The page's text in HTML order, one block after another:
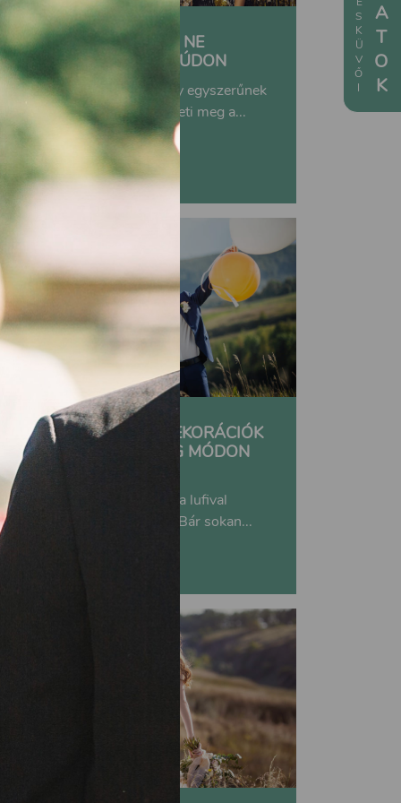
5 DOLOG, AMIT SOHA NE
CSINÁLJ A LÁNYBÚCSÚDON
Hadd tegyünk fel neked egy egyszerűnek
tűnő kérdést: mi különbözteti meg a...
BÁMULATOS LUFIS DEKORÁCIÓK
ESKÜVŐRE: RENGETEG MÓDON
VARIÁLHATOD
Elegáns, kreatív és ötletes: a lufival
mindig nagy sikered lehet. Bár sokan...